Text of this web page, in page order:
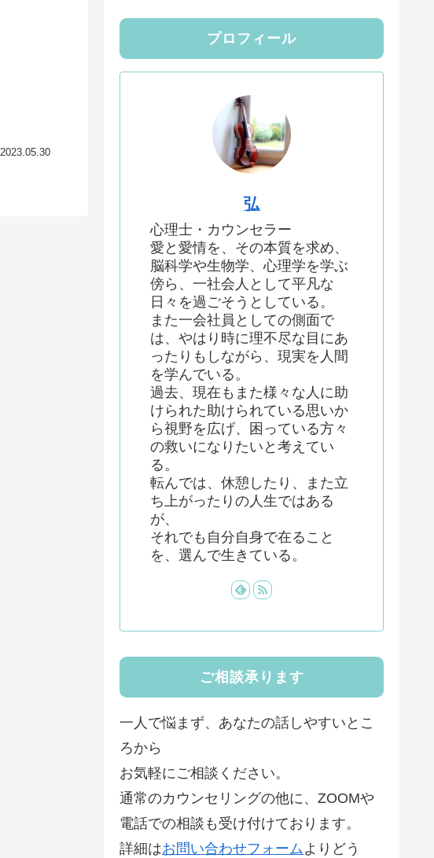
2023.05.30
プロフィール
弘
心理士・カウンセラー
愛と愛情を、その本質を求め、
脳科学や生物学、心理学を学ぶ
傍ら、一社会人として平凡な
日々を過ごそうとしている。
また一会社員としての側面で
は、やはり時に理不尽な目にあ
ったりもしながら、現実を人間
を学んでいる。
過去、現在もまた様々な人に助
けられた助けられている思いか
ら視野を広げ、困っている方々
の救いになりたいと考えてい
る。
転んでは、休憩したり、また立
ち上がったりの人生ではある
が、
それでも自分自身で在ること
を、選んで生きている。
ご相談承ります
一人で悩まず、あなたの話しやすいとこ
ろから
お気軽にご相談ください。
通常のカウンセリングの他に、ZOOMや
電話での相談も受け付けております。
詳細はお問い合わせフォームよりどう